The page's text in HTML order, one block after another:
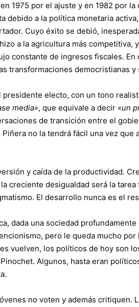
1975 por el ajuste y en 1982 por
debido a la política monetaria
Cuyo éxito se debió,
a la agricultura más
constante de ingresos fiscales. En
transformaciones democristianas y
electo, con un tono
media», que equivale a decir «un
de transición entre el
no la tendrá fácil una vez que
y caída de la productividad.
creciente desigualdad será la
El desarrollo nunca es el
dada una sociedad
pero le queda mucho por
vuelven, los políticos de hoy son
Algunos, hasta eran
no voten y además critiquen.